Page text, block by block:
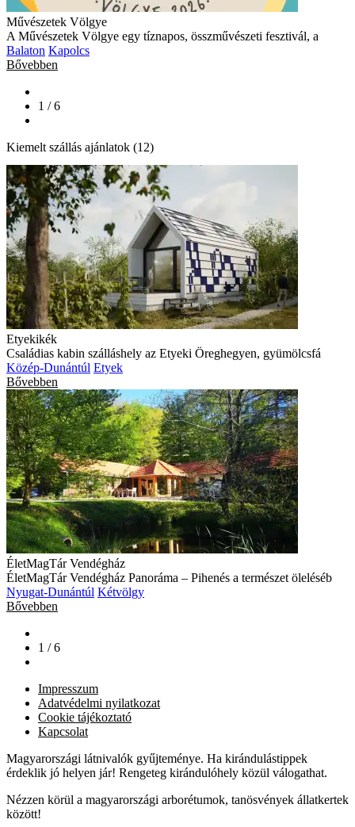
Művészetek Völgye
A Művészetek Völgye egy tíznapos, összművészeti fesztivál, a
Balaton Kapolcs
Bővebben
1 / 6
Kiemelt szállás ajánlatok (12)
Etyekikék
Családias kabin szálláshely az Etyeki Öreghegyen, gyümölcsfá
Közép-Dunántúl Etyek
Bővebben
ÉletMagTár Vendégház
ÉletMagTár Vendégház Panoráma – Pihenés a természet öleléséb
Nyugat-Dunántúl Kétvölgy
Bővebben
1 / 6
Impresszum
Adatvédelmi nyilatkozat
Cookie tájékoztató
Kapcsolat
Magyarországi látnivalók gyűjteménye. Ha kirándulástippek
érdeklik jó helyen jár! Rengeteg kirándulóhely közül válogathat.
Nézzen körül a magyarországi arborétumok, tanösvények állatkertek
között!